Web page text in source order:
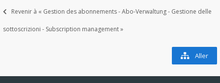
Revenir à « Gestion des abonnements - Abo-Verwaltung - Gestione delle
sottoscrizioni - Subscription management »
Aller